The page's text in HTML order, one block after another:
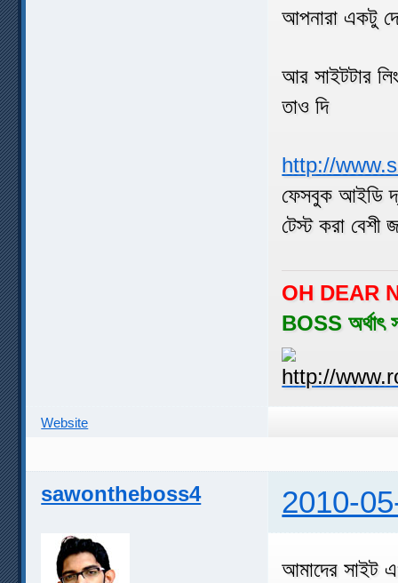
আপনারা একটু
আর সাইটটার
তাও দি
http://
ফেসবুক আইডি
টেস্ট করা
OH DEAR
BOSS অর্থাৎ
Website
sawontheboss4 2010-
আমাদের সাইট